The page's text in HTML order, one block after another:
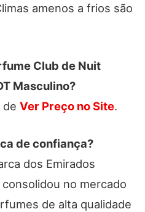
amenos a frios são
Club de Nuit
Masculino?
de Ver Preço no Site.
de confiança?
dos Emirados
no mercado
de alta qualidade